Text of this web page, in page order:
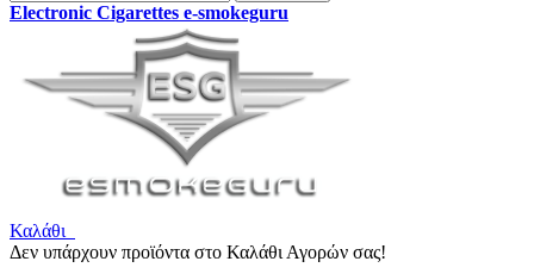
Electronic Cigarettes e-smokeguru
Καλάθι
Δεν υπάρχουν προϊόντα στο Καλάθι Αγορών σας!